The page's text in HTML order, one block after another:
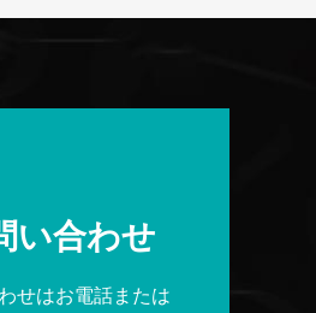
い合わせ​
せはお電話または